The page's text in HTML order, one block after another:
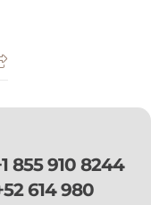
855 910 8244
614 980